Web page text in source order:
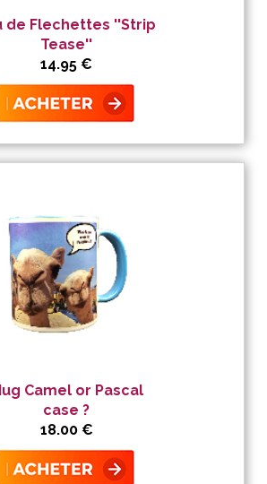
de Flechettes ''Strip
Tease''
14.95 €
Camel or Pascal
case ?
18.00 €